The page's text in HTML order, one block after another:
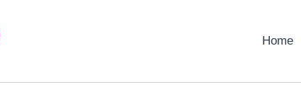
Home